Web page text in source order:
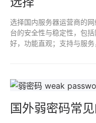
选择国内服务器运营商的
台的安全性与稳定性，包
好，功能直观；支持与服
国外弱密码常